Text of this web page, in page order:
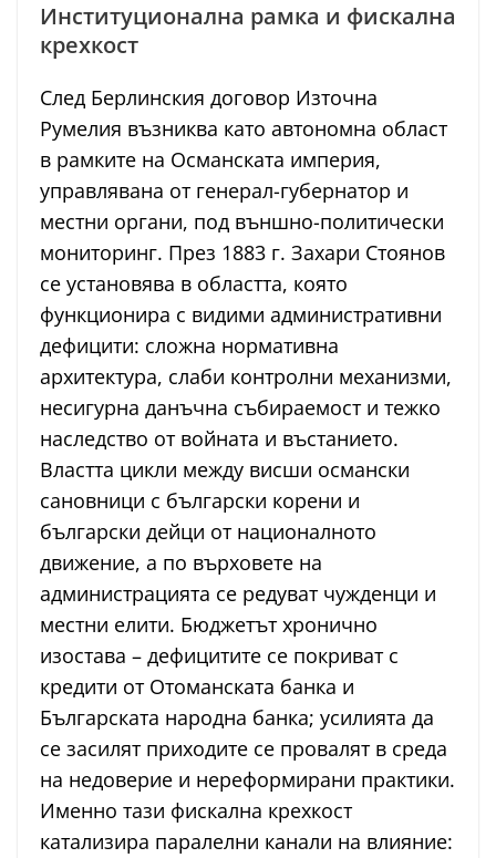
Институционална рамка и фискална
крехкост
След Берлинския договор Източна
Румелия възниква като автономна област
в рамките на Османската империя,
управлявана от генерал-губернатор и
местни органи, под външно-политически
мониторинг. През 1883 г. Захари Стоянов
се установява в областта, която
функционира с видими административни
дефицити: сложна нормативна
архитектура, слаби контролни механизми,
несигурна данъчна събираемост и тежко
наследство от войната и въстанието.
Властта цикли между висши османски
сановници с български корени и
български дейци от националното
движение, а по върховете на
администрацията се редуват чужденци и
местни елити. Бюджетът хронично
изостава – дефицитите се покриват с
кредити от Отоманската банка и
Българската народна банка; усилията да
се засилят приходите се провалят в среда
на недоверие и нереформирани практики.
Именно тази фискална крехкост
катализира паралелни канали на влияние: